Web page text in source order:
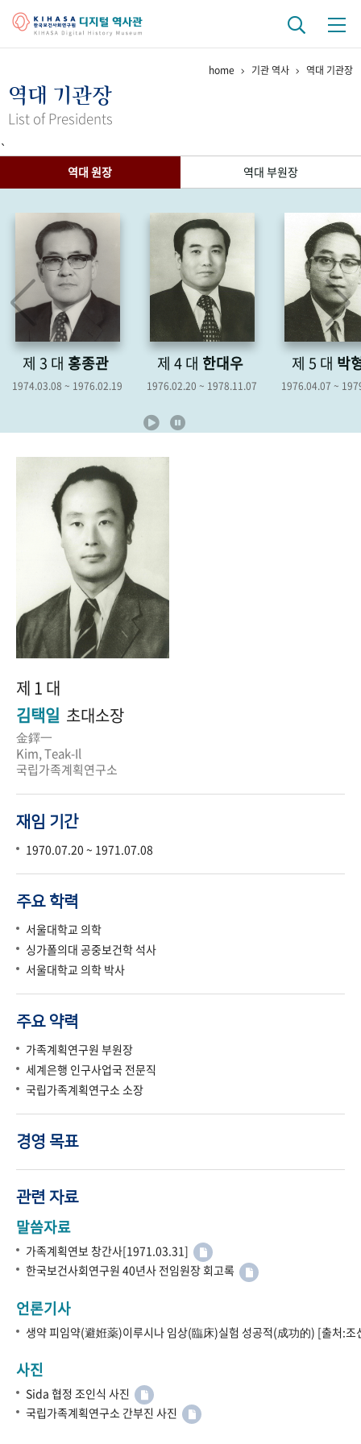
걸어온 길 기관 변천사
연구 역사
정책과 연구 키워드로 보는 연구 역사
연구자들
기록물 아카이브
사진 아카이브 문서 기록물 행정박물 영상 기록물
50+1주년 기념
성과 50선 숫자로 보는 50년 50 +1주년 광장
세계와 함께 한 KIHASA
home 기관 역사 역대 기관장
역대 기관장
List of Presidents
`
역대 원장
역대 부원장
홍종관
~ 1976.02.19
한대우
1976.02.20 ~ 1978.11.07
박형종
1976.04.07 ~ 1979.04.06
제 1 대
김택일 초대소장
金鐸一
Kim, Teak-Il
국립가족계획연구소
재임 기간
1970.07.20 ~ 1971.07.08
주요 학력
서울대학교 의학
싱가폴의대 공중보건학 석사
서울대학교 의학 박사
주요 약력
가족계획연구원 부원장
세계은행 인구사업국 전문직
국립가족계획연구소 소장
경영 목표
관련 자료
말씀자료
가족계획연보 창간사[1971.03.31]
한국보건사회연구원 40년사 전임원장 회고록
언론기사
생약 피임약(避姙薬)이루시나 임상(臨床)실험 성공적(成功的) [출처:
사진
Sida 협정 조인식 사진
국립가족계획연구소 간부진 사진